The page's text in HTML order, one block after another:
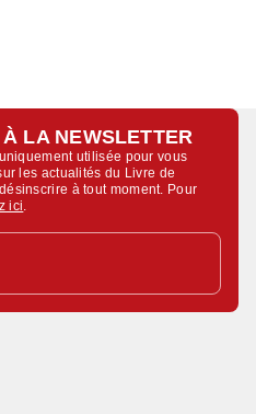
LA NEWSLETTER
utilisée pour vous
les actualités du Livre de
à tout moment. Pour
ici